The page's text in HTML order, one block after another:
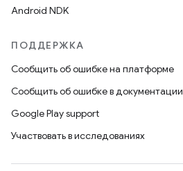
Android NDK
ПОДДЕРЖКА
Сообщить об ошибке на платформе
Сообщить об ошибке в документации
Google Play support
Участвовать в исследованиях